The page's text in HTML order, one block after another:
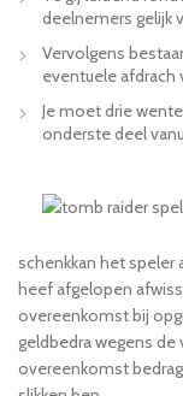
deelnemers gelijk
Vervolgens
eventuele afdrach
Je moet drie
onderste deel
schenkkan het speler
heef afgelopen
overeenkomst bij
geldbedra wegens
overeenkomst